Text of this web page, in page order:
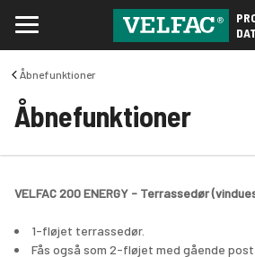
Åbnefunktioner
Åbnefunktioner
VELFAC 200 ENERGY - Terrassedør
1-fløjet terrassedør.